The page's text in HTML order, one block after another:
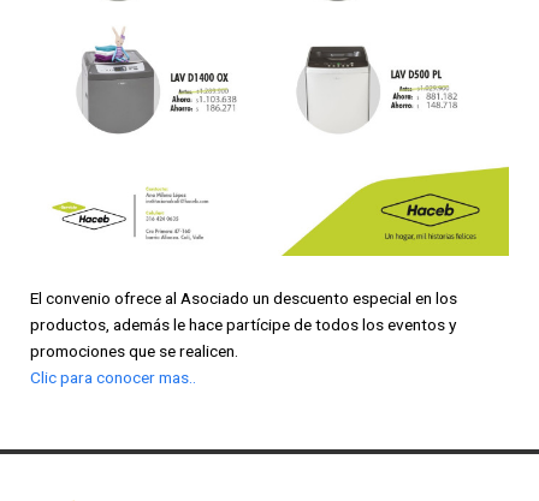
El convenio ofrece al Asociado un descuento especial en los
productos, además le hace partícipe de todos los eventos y
promociones que se realicen.
Clic para conocer mas..